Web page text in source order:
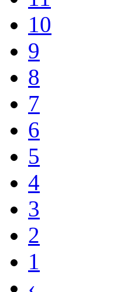
9
8
7
6
5
4
3
2
1
‹
«